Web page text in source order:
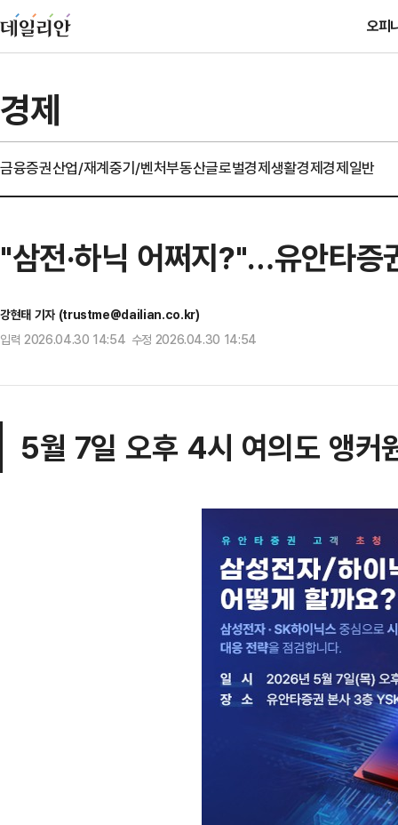
오피
경제
금융증권산업/재계중기/벤처부동산글로벌경제생활경제경제일반
"삼전·하닉 어쩌지?"…유안타
강현태 기자 (trustme@dailian.co.kr)
입력 2026.04.30 14:54 수정 2026.04.30 14:54
5월 7일 오후 4시 여의도 앵커